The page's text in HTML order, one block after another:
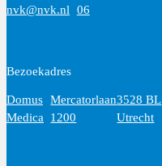
nvk@nvk.nl 06
Bezoekadres
Domus
Medica
Mercatorlaan
1200
3528 BL
Utrecht